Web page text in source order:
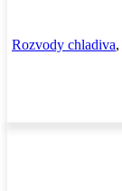
Rozvody chladiva,